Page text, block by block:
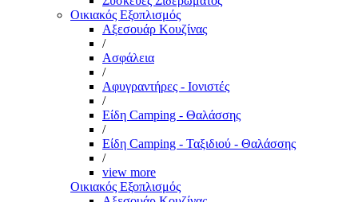
Οικιακός Εξοπλισμός
Αξεσουάρ Κουζίνας
/
Ασφάλεια
/
Αφυγραντήρες - Ιονιστές
/
Είδη Camping - Θαλάσσης
/
Είδη Camping - Ταξιδιού - Θαλάσσης
/
view more
Οικιακός Εξοπλισμός